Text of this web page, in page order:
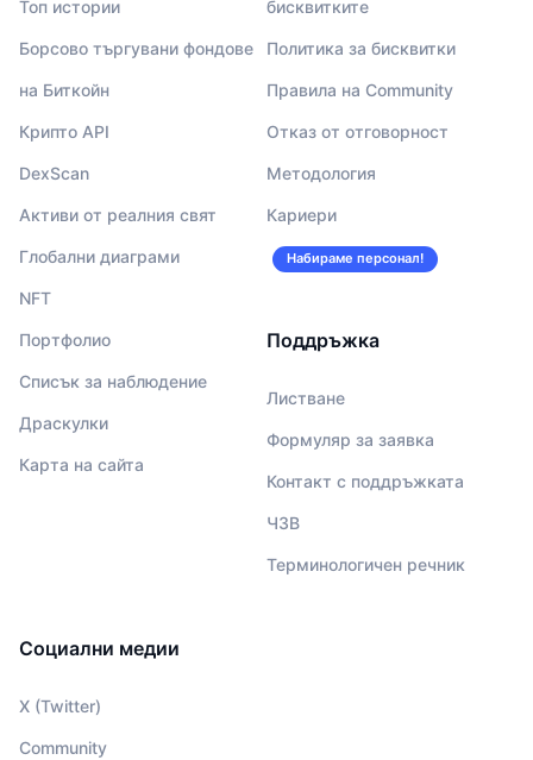
Топ истории
Борсово търгувани фондове
на Биткойн
Крипто API
DexScan
Активи от реалния свят
Глобални диаграми
NFT
Портфолио
Списък за наблюдение
Драскулки
Карта на сайта
бисквитките
Политика за бисквитки
Правила на Community
Отказ от отговорност
Методология
Кариери
Набираме персонал!
Поддръжка
Листване
Формуляр за заявка
Контакт с поддръжката
ЧЗВ
Терминологичен речник
Социални медии
X (Twitter)
Community